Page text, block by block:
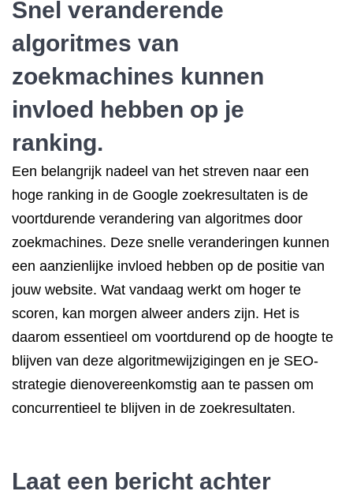
Snel veranderende
algoritmes van
zoekmachines kunnen
invloed hebben op je
ranking.
Een belangrijk nadeel van het streven naar een
hoge ranking in de Google zoekresultaten is de
voortdurende verandering van algoritmes door
zoekmachines. Deze snelle veranderingen kunnen
een aanzienlijke invloed hebben op de positie van
jouw website. Wat vandaag werkt om hoger te
scoren, kan morgen alweer anders zijn. Het is
daarom essentieel om voortdurend op de hoogte te
blijven van deze algoritmewijzigingen en je SEO-
strategie dienovereenkomstig aan te passen om
concurrentieel te blijven in de zoekresultaten.
Laat een bericht achter